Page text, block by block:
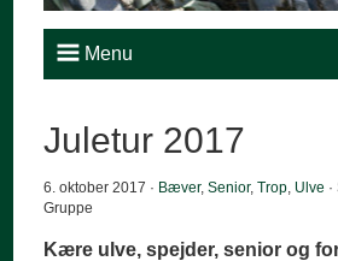
Menu
Juletur 2017
6. oktober 2017 · Bæver,Senior,Trop, Ulve
Gruppe
Kære ulve, spejder, senior og